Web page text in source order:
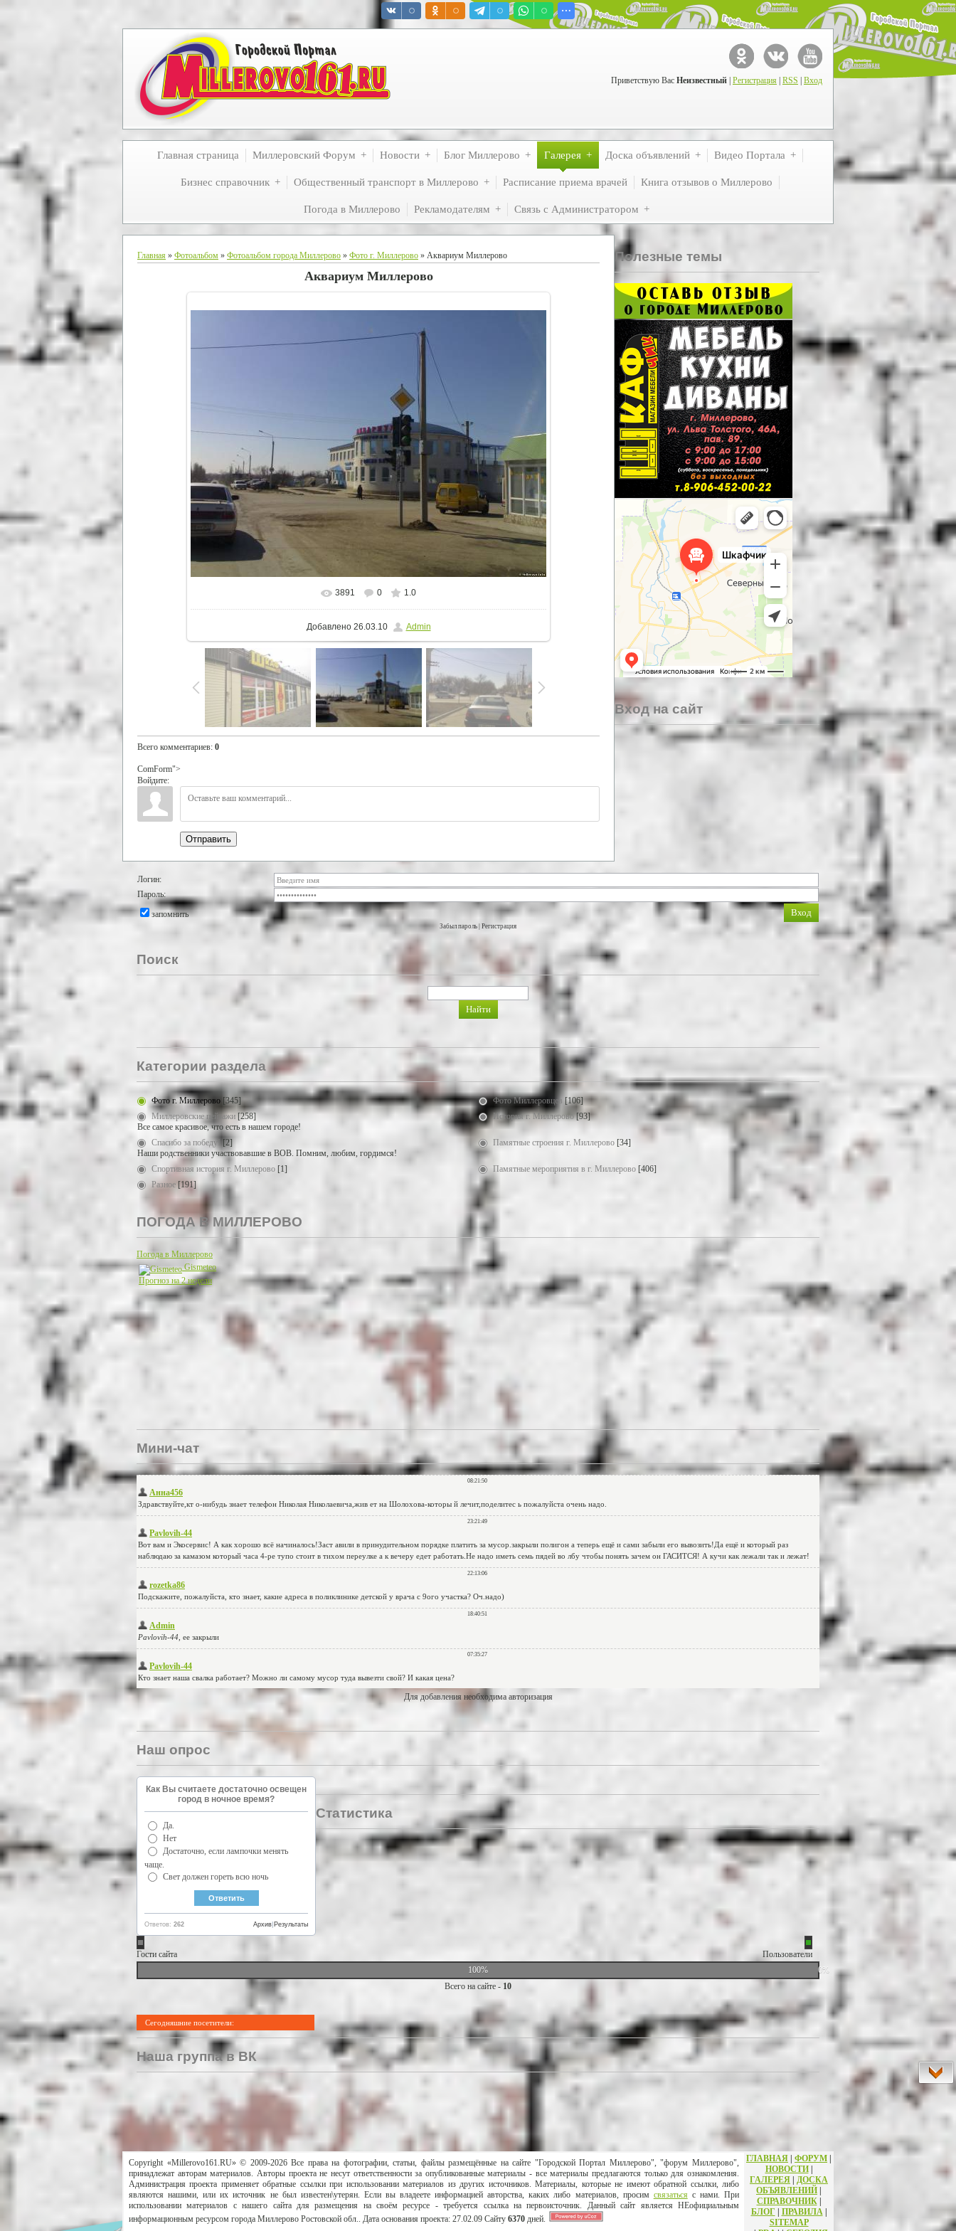
Приветствую Вас Неизвестный Регистрация RSS Вход
Главная страница Миллеровский Форум Новости Блог Миллерово Галерея Доска объявлений Видео Портала
Бизнес справочник Общественный транспорт в Миллерово Расписание приема врачей Книга отзывов о Миллерово
Погода в Миллерово Рекламодателям Связь с Администратором
Главная » Фотоальбом » Фотоальбом города Миллерово » Фото г. Миллерово » Аквариум Миллерово
Аквариум Миллерово
В реальном размере 1500x1125
3891 0 1.0
Добавлено26.03.10 Admin
Всего комментариев: 0
ComForm">
Войдите:
Отправить
Полезные темы
Вход на сайт
Логин:
Пароль:
запомнить
Забыл пароль Регистрация
Поиск
Категории раздела
Фото г. Миллерово [345] Фото Миллеровцев [106]
Миллеровские пейзажи [258]
Все самое красивое, что есть в нашем городе!
История г. Миллерово [93]
Спасибо за победу! [2]
Наши родственники участвовавшие в ВОВ. Помним, любим, гордимся!
Памятные строения г. Миллерово [34]
Спортивная история г. Миллерово [1] Памятные мероприятия в г. Миллерово [406]
Разное [191]
ПОГОДА В МИЛЛЕРОВО
Погода в Миллерово
Gismeteo
Прогноз на 2 недели
Мини-чат
Для добавления необходима авторизация
Наш опрос
Как Вы считаете достаточно освещен
город в ночное время?
Да.
Нет
Достаточно, если лампочки менять
чаще.
Свет должен гореть всю ночь
Ответов: 262 Результаты
Архив
Статистика
Гости сайта
Пользователи
100%
0%
Всего на сайте - 10
Сегодняшние посетители:
Наша группа в ВК
Copyright «Millerovo161.RU» © 2009-2026 Все права на фотографии, статьи, файлы размещённые на сайте "Городской Портал Миллерово", "форум Миллерово",
принадлежат авторам материалов. Авторы проекта не несут ответственности за опубликованные материалы - все материалы предлагаются только для ознакомления.
Администрация проекта применяет обратные ссылки при использовании материалов из других источников. Материалы, которые не имеют обратной ссылки, либо
являются нашими, или их источник не был известен\утерян. Если вы владеете информацией авторства, каких либо материалов, просим связатьсяс нами. При
использовании материалов с нашего сайта для размещения на своём ресурсе - требуется ссылка на первоисточник. Данный сайт является НЕофициальным
информационным ресурсом города Миллерово Ростовской обл.. Дата основания проекта: 27.02.09 Сайту 6370 дней.
ГЛАВНАЯ | ФОРУМ |
НОВОСТИ|
ГАЛЕРЕЯ | ДОСКА
ОБЪЯВЛЕНИЙ |
СПРАВОЧНИК|
БЛОГ | ПРАВИЛА|
SITEMAP